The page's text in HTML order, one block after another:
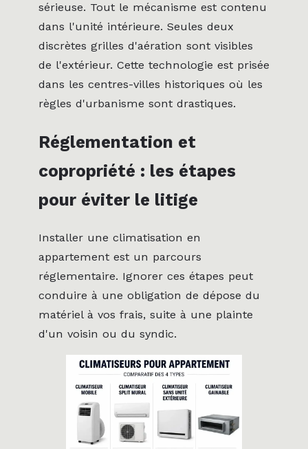
sérieuse. Tout le mécanisme est contenu
dans l'unité intérieure. Seules deux
discrètes grilles d'aération sont visibles
de l'extérieur. Cette technologie est prisée
dans les centres-villes historiques où les
règles d'urbanisme sont drastiques.
Réglementation et
copropriété : les étapes
pour éviter le litige
Installer une climatisation en
appartement est un parcours
réglementaire. Ignorer ces étapes peut
conduire à une obligation de dépose du
matériel à vos frais, suite à une plainte
d'un voisin ou du syndic.